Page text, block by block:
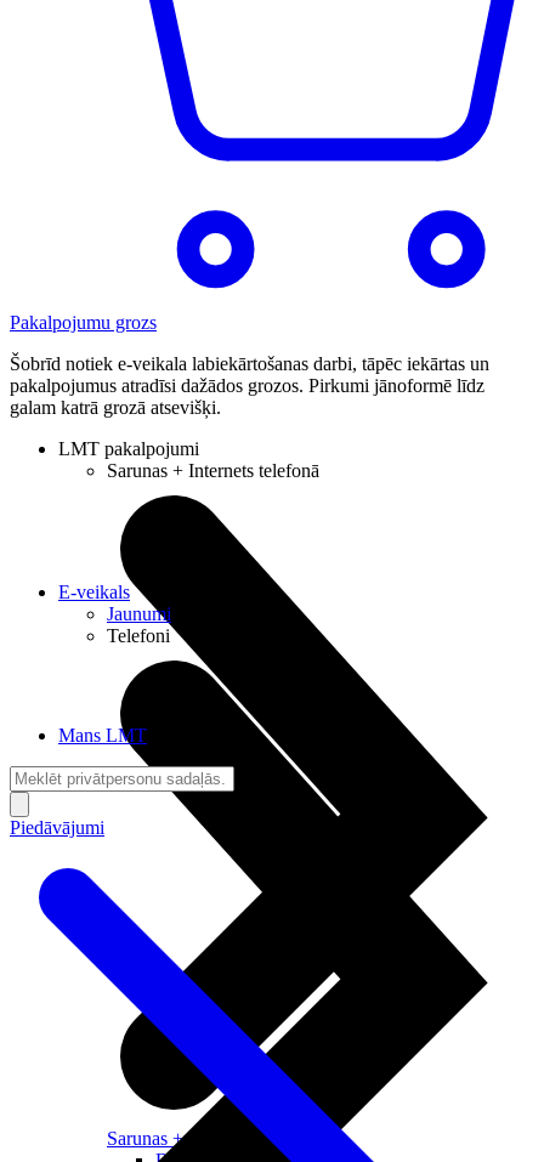
Pakalpojumu grozs
Šobrīd notiek e-veikala labiekārtošanas darbi, tāpēc iekārtas un
pakalpojumus atradīsi dažādos grozos. Pirkumi jānoformē līdz
galam katrā grozā atsevišķi.
LMT pakalpojumi
Sarunas + Internets telefonā
Sarunas + Internets
E-veikals
Jaunumi
Telefoni
Mans LMT
Piedāvājumi